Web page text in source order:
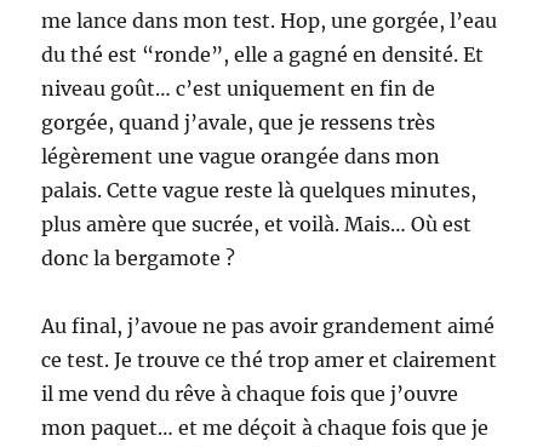
me lance dans mon test. Hop, une gorgée, l’eau
du thé est “ronde”, elle a gagné en densité. Et
niveau goût… c’est uniquement en fin de
gorgée, quand j’avale, que je ressens très
légèrement une vague orangée dans mon
palais. Cette vague reste là quelques minutes,
plus amère que sucrée, et voilà. Mais… Où est
donc la bergamote ?
Au final, j’avoue ne pas avoir grandement aimé
ce test. Je trouve ce thé trop amer et clairement
il me vend du rêve à chaque fois que j’ouvre
mon paquet… et me déçoit à chaque fois que je